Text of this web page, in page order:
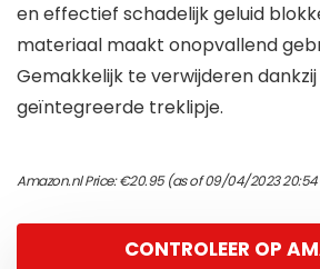
en effectief schadelijk geluid
materiaal maakt onopvallend
Gemakkelijk te verwijderen
geïntegreerde treklipje.
Amazon.nl Price:€20.95(as of 09/04/2023 20:54
CONTROLEER OP